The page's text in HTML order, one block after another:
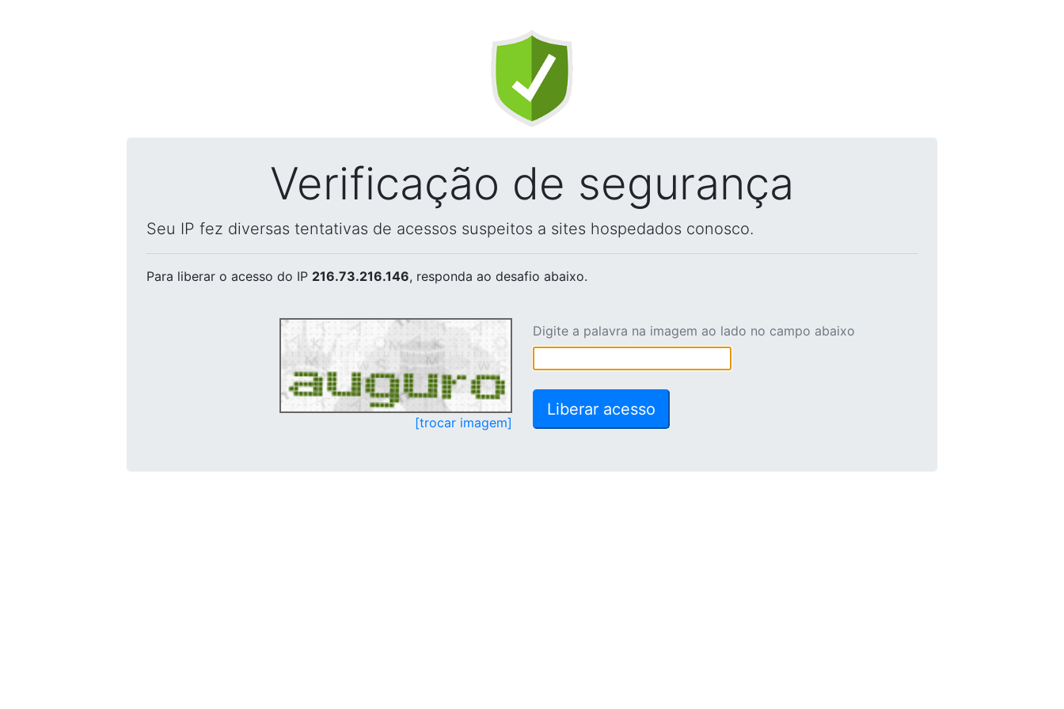
Verificação de segurança
Seu IP fez diversas tentativas de acessos suspeitos a sites hospedados conosco.
Para liberar o acesso do IP 216.73.216.146, responda ao desafio abaixo.
[trocar imagem]
Digite a palavra na imagem ao lado no campo abaixo